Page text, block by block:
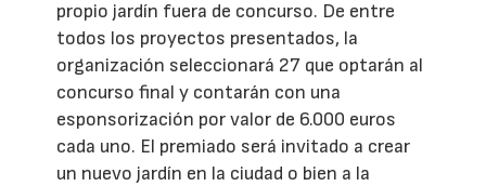
propio jardín fuera de concurso. De entre
todos los proyectos presentados, la
organización seleccionará 27 que optarán al
concurso final y contarán con una
esponsorización por valor de 6.000 euros
cada uno. El premiado será invitado a crear
un nuevo jardín en la ciudad o bien a la